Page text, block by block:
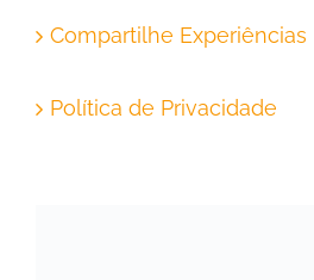
Compartilhe Experiências
Política de Privacidade